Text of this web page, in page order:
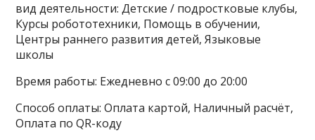
вид деятельности: Детские / подростковые клубы,
Курсы робототехники, Помощь в обучении,
Центры раннего развития детей, Языковые
школы
Время работы: Ежедневно с 09:00 до 20:00
Способ оплаты: Оплата картой, Наличный расчёт,
Оплата по QR-коду